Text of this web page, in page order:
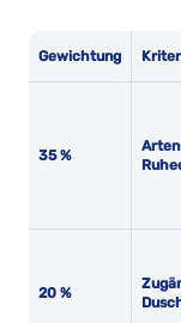
Gewichtung
35 %
20 %